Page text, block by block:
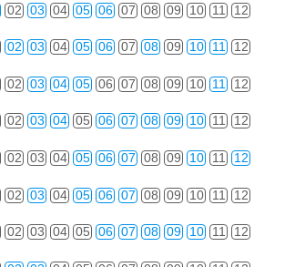
02 03 04 05 06 07 08 09 10 11 12
02 03 04 05 06 07 08 09 10 11 12
02 03 04 05 06 07 08 09 10 11 12
02 03 04 05 06 07 08 09 10 11 12
02 03 04 05 06 07 08 09 10 11 12
02 03 04 05 06 07 08 09 10 11 12
02 03 04 05 06 07 08 09 10 11 12